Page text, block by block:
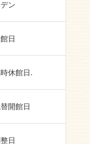
ン
日
休館日.
開館日
日